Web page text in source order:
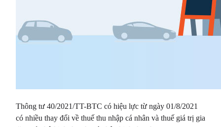
Thông tư 40/2021/TT-BTC có hiệu lực từ ngày 01/8/2021
có nhiều thay đổi về thuế thu nhập cá nhân và thuế giá trị gia